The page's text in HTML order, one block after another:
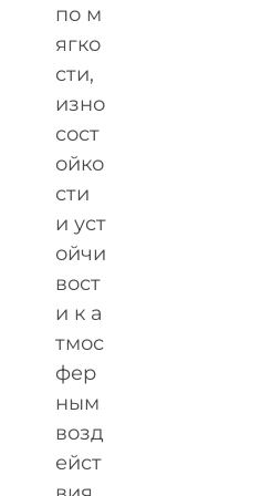
по м
ягко
сти,
изно
сост
ойко
сти
и уст
ойчи
вост
и к а
тмос
фер
ным
возд
ейст